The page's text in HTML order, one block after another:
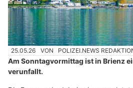
25.05.26 VON POLIZEI.NEWS
Am Sonntagvormittag ist in Brienz
verunfallt.